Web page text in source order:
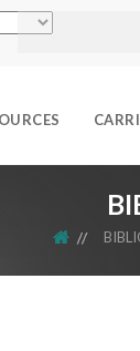
ACCUEIL